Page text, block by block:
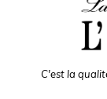
C'est la